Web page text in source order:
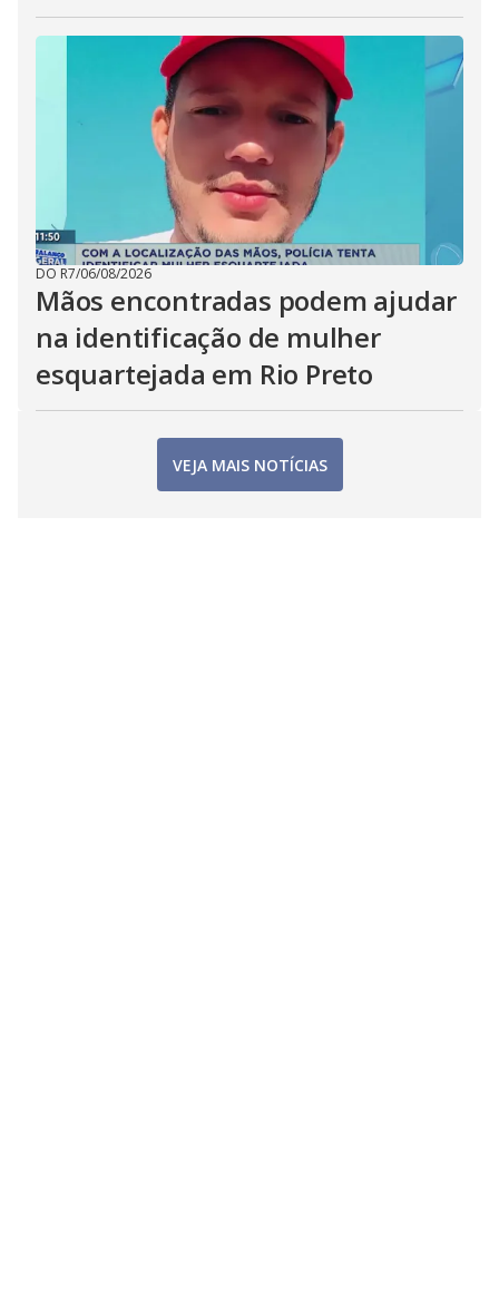
DO R7/06/08/2026
Mãos encontradas podem ajudar
na identificação de mulher
esquartejada em Rio Preto
VEJA MAIS NOTÍCIAS